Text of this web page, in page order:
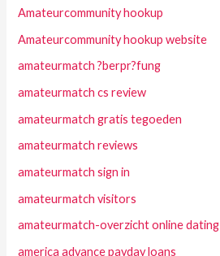
Amateurcommunity hookup
Amateurcommunity hookup website
amateurmatch ?berpr?fung
amateurmatch cs review
amateurmatch gratis tegoeden
amateurmatch reviews
amateurmatch sign in
amateurmatch visitors
amateurmatch-overzicht online dating
america advance payday loans